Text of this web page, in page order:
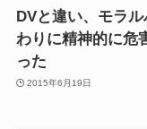
DVと違い、モラ
わりに精神的に危
った
2015年6月19日